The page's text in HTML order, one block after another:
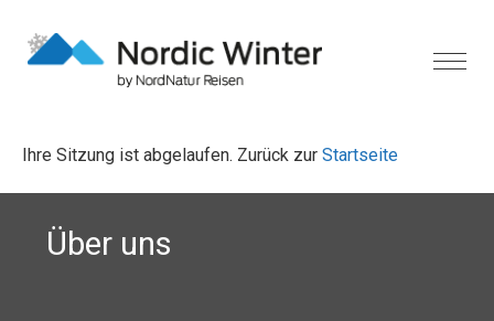
Ihre Sitzung ist abgelaufen. Zurück zur Startseite
Über uns